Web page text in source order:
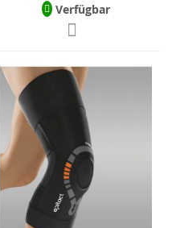
Verfügbar